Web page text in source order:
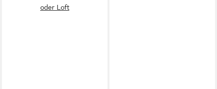
oder Loft